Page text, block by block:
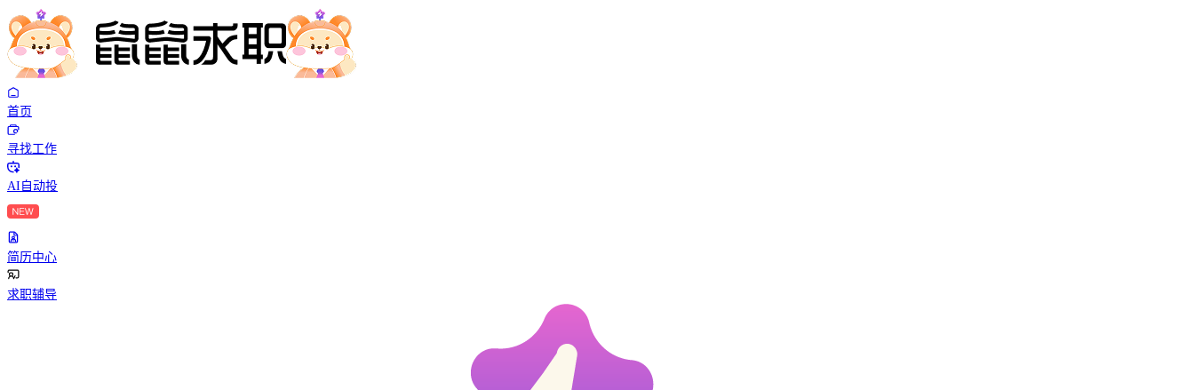
首页
寻找工作
AI自动投
简历中心
求职辅导